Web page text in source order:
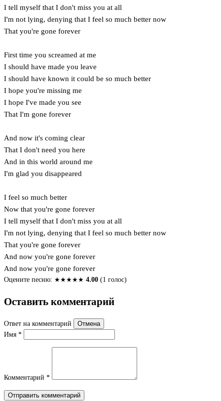
I tell myself that I don't miss you at all
I'm not lying, denying that I feel so much better now
That you're gone forever
First time you screamed at me
I should have made you leave
I should have known it could be so much better
I hope you're missing me
I hope I've made you see
That I'm gone forever
And now it's coming clear
That I don't need you here
And in this world around me
I'm glad you disappeared
I feel so much better
Now that you're gone forever
I tell myself that I don't miss you at all
I'm not lying, denying that I feel so much better now
That you're gone forever
And now you're gone forever
And now you're gone forever
Оцените песню: ★★★★★ 4.00 (1 голос)
Оставить комментарий
Ответ на комментарий
Отмена
Имя *
Комментарий *
Отправить комментарий